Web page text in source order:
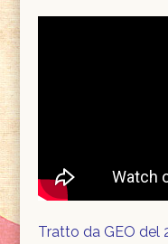
Tratto da GEO del